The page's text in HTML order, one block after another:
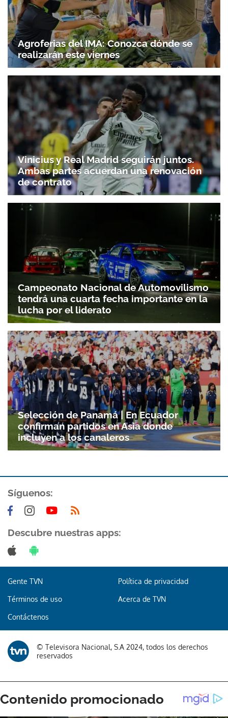
Gracias por suscribirte a nuestro boletín.
Agroferias del IMA: Conozca dónde se
realizarán este viernes
Vinicius y Real Madrid seguirán juntos.
Ambas partes acuerdan una renovación
de contrato
Campeonato Nacional de Automovilismo
tendrá una cuarta fecha importante en la
lucha por el liderato
Selección de Panamá | En Ecuador
confirman partidos en Asia donde
incluyen a los canaleros
Síguenos:
Descubre nuestras apps:
Gente TVN Política de privacidad
Términos de uso Acerca de TVN
Contáctenos
© Televisora Nacional, S.A 2024, todos los derechos
reservados